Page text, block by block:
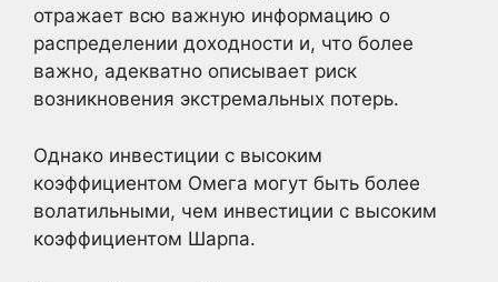
отражает всю важную информацию о
распределении доходности и, что более
важно, адекватно описывает риск
возникновения экстремальных потерь.
Однако инвестиции с высоким
коэффициентом Омега могут быть более
волатильными, чем инвестиции с высоким
коэффициентом Шарпа.